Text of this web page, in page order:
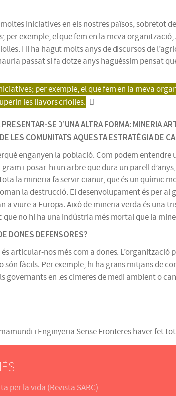
iniciatives en els nostres països, sobretot
exemple, el que fem en la meva
Hi ha hagut molts anys de discursos de
passat si fa dotze anys haguéssim pensat
per exemple, el que fem en la meva
les llavors criolles.
SE D’UNA ALTRA FORMA: MINERIA
LES COMUNITATS AQUESTA ESTRATÈGIA DE
enganyen la població. Com podem
i posar-hi un arbre que dura un parell
la mineria fa servir cianur, que és un químic
la destrucció. El desenvolupament és per
a viure a Europa. Això de mineria verda és una
que no hi ha una indústria més mortal que la
DONES DEFENSORES?
articular-nos més com a dones.
fàcils. Per exemple, hi ha grans mitjans de
governants en les cimeres de medi ambient o
i Enginyeria Sense Fronteres haver fet
per la vida (Revista SABC)